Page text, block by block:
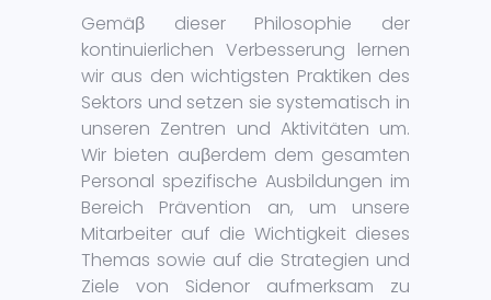
Gemäβ dieser Philosophie der
kontinuierlichen Verbesserung lernen
wir aus den wichtigsten Praktiken des
Sektors und setzen sie systematisch in
unseren Zentren und Aktivitäten um.
Wir bieten auβerdem dem gesamten
Personal spezifische Ausbildungen im
Bereich Prävention an, um unsere
Mitarbeiter auf die Wichtigkeit dieses
Themas sowie auf die Strategien und
Ziele von Sidenor aufmerksam zu